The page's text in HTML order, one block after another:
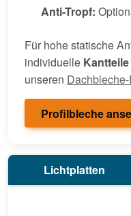
Anti-Tropf:
Für hohe statische
individuelle
unseren
Profilbleche
Lichtplatten